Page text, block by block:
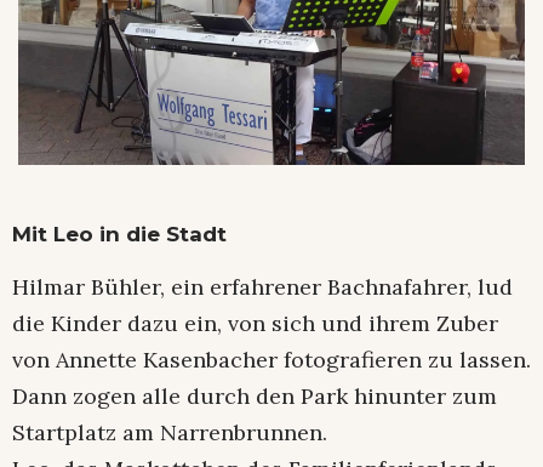
Mit Leo in die Stadt
Hilmar Bühler, ein erfahrener Bachnafahrer, lud
die Kinder dazu ein, von sich und ihrem Zuber
von Annette Kasenbacher fotografieren zu lassen.
Dann zogen alle durch den Park hinunter zum
Startplatz am Narrenbrunnen.